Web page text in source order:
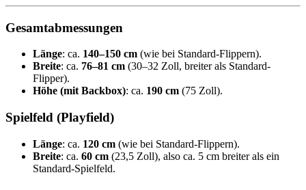
Gesamtabmessungen
Länge: ca. 140–150 cm (wie bei Standard-Flippern).
Breite: ca. 76–81 cm (30–32 Zoll, breiter als Standard-
Flipper).
Höhe (mit Backbox): ca. 190 cm (75 Zoll).
Spielfeld (Playfield)
Länge: ca. 120 cm (wie bei Standard-Flippern).
Breite: ca. 60 cm (23,5 Zoll), also ca. 5 cm breiter als ein
Standard-Spielfeld.